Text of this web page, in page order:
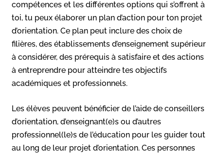
compétences et les différentes options qui s’offrent à
toi, tu peux élaborer un plan d’action pour ton projet
d’orientation. Ce plan peut inclure des choix de
filières, des établissements d’enseignement supérieur
à considérer, des prérequis à satisfaire et des actions
à entreprendre pour atteindre tes objectifs
académiques et professionnels.
Les élèves peuvent bénéficier de l’aide de conseillers
d’orientation, d’enseignant(e)s ou d’autres
professionnel(le)s de l’éducation pour les guider tout
au long de leur projet d’orientation. Ces personnes